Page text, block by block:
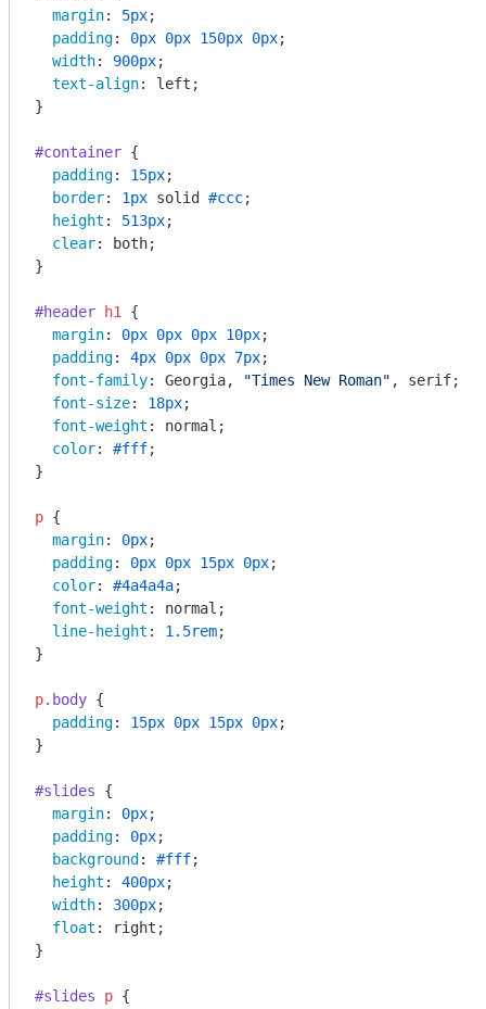
margin: 5px;
padding: 0px 0px 150px 0px;
width: 900px;
text-align: left;
}
#container {
padding: 15px;
border: 1px solid #ccc;
height : 513px;
clear: both;
}
#header h1
{
margin: 0px 0px 0px 10px;
padding: 4px 0px 0px 7px;
font-family: Georgia, "Times New Roman" , serif;
font-size: 18px;
font-weight : normal;
color: #fff;
}
p {
margin: 0px;
padding: 0px 0px 15px 0px;
color: #4a4a4a;
font-weight : normal;
line-height : 1.5rem;
}
p.body {
padding: 15px 0px 15px 0px;
}
#slides {
margin: 0px;
padding: 0px;
background : #fff;
height : 400px;
width: 300px;
float : right;
}
#slides p {